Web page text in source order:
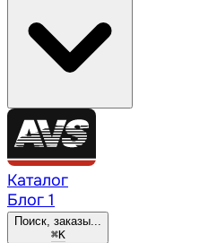
Каталог
Блог 1
Поиск, заказы...
⌘K